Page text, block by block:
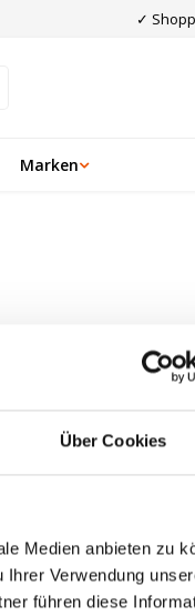
Über Cookies
Medien anbieten zu
Verwendung
führen diese
✓
Marken
Zeige 1 - 0 von 0